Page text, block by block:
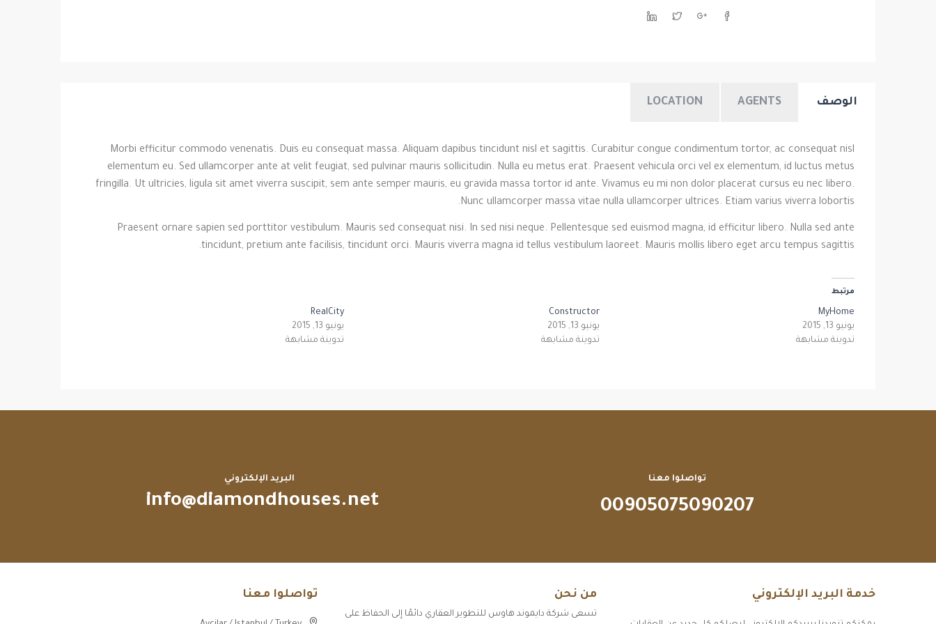
الوصف AGENTS
LOCATION
Morbi efficitur commodo venenatis. Duis eu consequat massa. Aliquam dapibus tincidunt nisl et sagittis. Curabitur congue condimentum tortor, ac consequat nisl
elementum eu. Sed ullamcorper ante at velit feugiat, sed pulvinar mauris sollicitudin. Nulla eu metus erat. Praesent vehicula orci vel ex elementum, id luctus metus
fringilla. Ut ultricies, ligula sit amet viverra suscipit, sem ante semper mauris, eu gravida massa tortor id ante. Vivamus eu mi non dolor placerat cursus eu nec libero.
Nunc ullamcorper massa vitae nulla ullamcorper ultrices. Etiam varius viverra lobortis.
Praesent ornare sapien sed porttitor vestibulum. Mauris sed consequat nisi. In sed nisi neque. Pellentesque sed euismod magna, id efficitur libero. Nulla sed ante
tincidunt, pretium ante facilisis, tincidunt orci. Mauris viverra magna id tellus vestibulum laoreet. Mauris mollis libero eget arcu tempus sagittis.
مرتبط
MyHome
يونيو 13, 2015
تدوينة مشابهة
Constructor
يونيو 13, 2015
تدوينة مشابهة
RealCity
يونيو 13, 2015
تدوينة مشابهة
البريد الإلكتروني
info@diamondhouses.net
تواصلوا معنا
00905075090207
تواصلوا معنا من نحن
تسعى شركة دايموند هاوس للتطوير العقاري دائمًا إلى الحفاظ على
خدمة البريد الإلكتروني